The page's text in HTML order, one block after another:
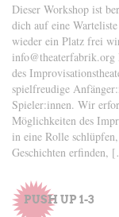
Dieser Workshop ist
dich auf eine
wieder ein Platz frei
info@theaterfabrik.org
des
spielfreudige
Spieler:innen. Wir
Möglichkeiten des
in eine Rolle
Geschichten erfinden,
PUSH UP 1-3